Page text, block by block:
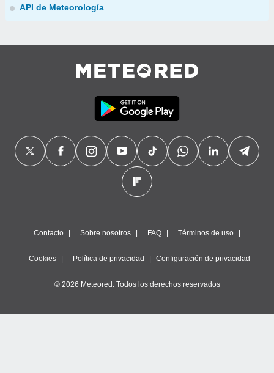
API de Meteorología
Contacto Sobre nosotros FAQ Términos de uso
Cookies Política de privacidad Configuración de privacidad
© 2026 Meteored. Todos los derechos reservados